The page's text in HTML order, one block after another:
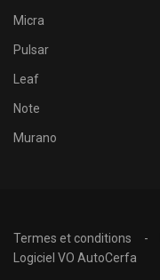
Micra
Pulsar
Leaf
Note
Murano
Termes et conditions
Logiciel VO AutoCerfa